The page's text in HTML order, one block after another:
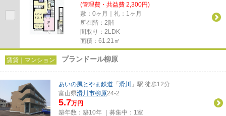
(管理費・共益費 2,300円)
敷：0ヶ月｜礼：1ヶ月
所在階：2階
間取り：2LDK
面積：61.21㎡
賃貸｜マンション プランドール柳原
あいの風とやま鉄道 「 滑川
」駅 徒歩12分
富山県滑川市柳原24-2
5.7万円
築年数：築10年 ｜募集中： 1室